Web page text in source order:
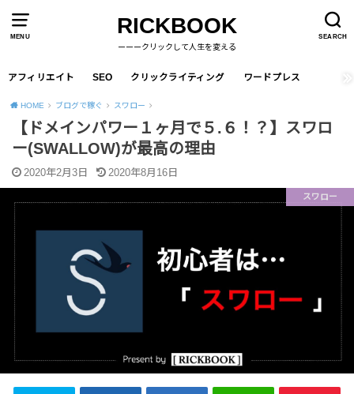
MENU SEARCH
RICKBOOK
ーーークリックして人生を変える
アフィリエイト SEO クリックライティング ワードプレス
HOME ブログで稼ぐ スワロー
【ドメインパワー１ヶ月で５.６！？】スワロ
ー(SWALLOW)が最高の理由
2020年2月3日 2020年8月16日
スワロー